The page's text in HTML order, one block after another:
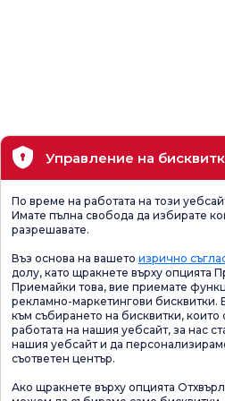
Управление на
По време на работата на този
Имате пълна свобода да избирате
разрешавате.
Въз основа на вашето изрично
долу, като щракнете върху опцията
Приемайки това, вие приемате
рекламно-маркетингови бисквитки.
към събирането на бисквитки, които
работата на нашия уебсайт, за нас
нашия уебсайт и да
съответен център.
Ако щракнете върху опцията